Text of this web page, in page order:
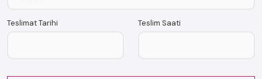
Teslimat Tarihi Teslim Saati